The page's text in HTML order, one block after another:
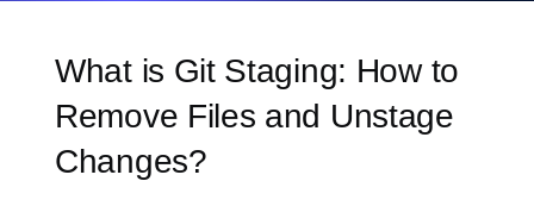
What is Git Staging: How to
Remove Files and Unstage
Changes?